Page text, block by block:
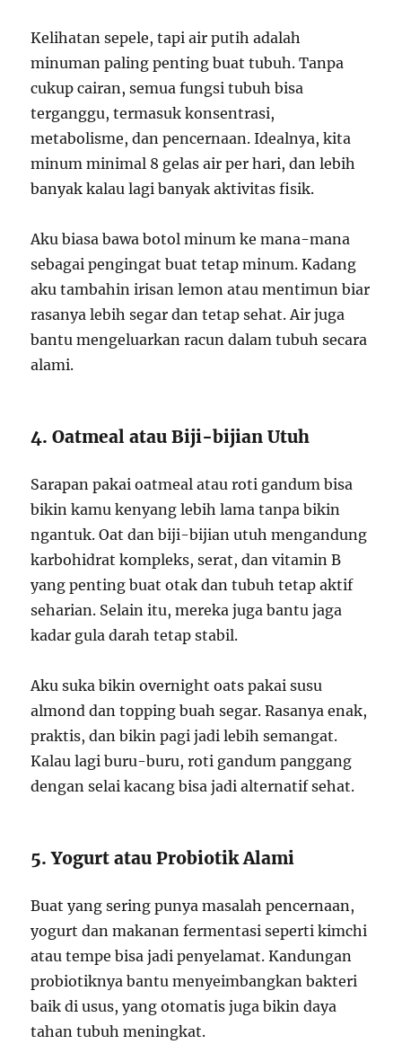
Kelihatan sepele, tapi air putih adalah
minuman paling penting buat tubuh. Tanpa
cukup cairan, semua fungsi tubuh bisa
terganggu, termasuk konsentrasi,
metabolisme, dan pencernaan. Idealnya, kita
minum minimal 8 gelas air per hari, dan lebih
banyak kalau lagi banyak aktivitas fisik.
Aku biasa bawa botol minum ke mana-mana
sebagai pengingat buat tetap minum. Kadang
aku tambahin irisan lemon atau mentimun biar
rasanya lebih segar dan tetap sehat. Air juga
bantu mengeluarkan racun dalam tubuh secara
alami.
4. Oatmeal atau Biji-bijian Utuh
Sarapan pakai oatmeal atau roti gandum bisa
bikin kamu kenyang lebih lama tanpa bikin
ngantuk. Oat dan biji-bijian utuh mengandung
karbohidrat kompleks, serat, dan vitamin B
yang penting buat otak dan tubuh tetap aktif
seharian. Selain itu, mereka juga bantu jaga
kadar gula darah tetap stabil.
Aku suka bikin overnight oats pakai susu
almond dan topping buah segar. Rasanya enak,
praktis, dan bikin pagi jadi lebih semangat.
Kalau lagi buru-buru, roti gandum panggang
dengan selai kacang bisa jadi alternatif sehat.
5. Yogurt atau Probiotik Alami
Buat yang sering punya masalah pencernaan,
yogurt dan makanan fermentasi seperti kimchi
atau tempe bisa jadi penyelamat. Kandungan
probiotiknya bantu menyeimbangkan bakteri
baik di usus, yang otomatis juga bikin daya
tahan tubuh meningkat.